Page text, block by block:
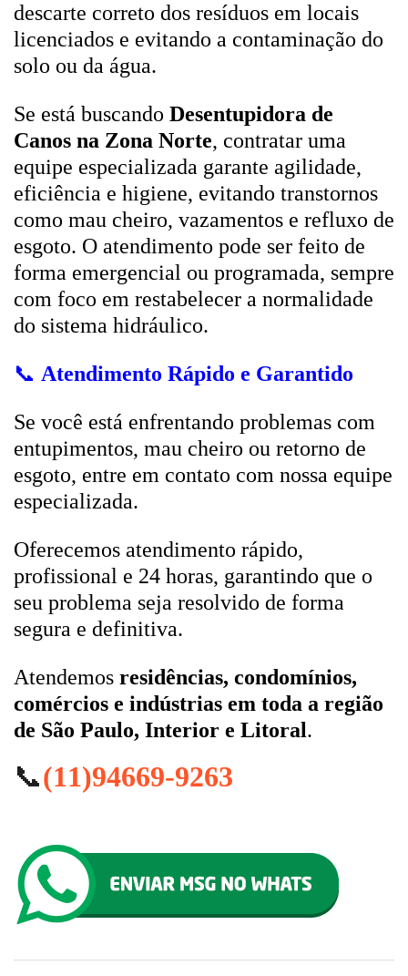
descarte correto dos resíduos em locais
licenciados e evitando a contaminação do
solo ou da água.
Se está buscando Desentupidora de
Canos na Zona Norte, contratar uma
equipe especializada garante agilidade,
eficiência e higiene, evitando transtornos
como mau cheiro, vazamentos e refluxo de
esgoto. O atendimento pode ser feito de
forma emergencial ou programada, sempre
com foco em restabelecer a normalidade
do sistema hidráulico.
📞 Atendimento Rápido e Garantido
Se você está enfrentando problemas com
entupimentos, mau cheiro ou retorno de
esgoto, entre em contato com nossa equipe
especializada.
Oferecemos atendimento rápido,
profissional e 24 horas, garantindo que o
seu problema seja resolvido de forma
segura e definitiva.
Atendemos residências, condomínios,
comércios e indústrias em toda a região
de São Paulo, Interior e Litoral.
📞(11)94669-9263